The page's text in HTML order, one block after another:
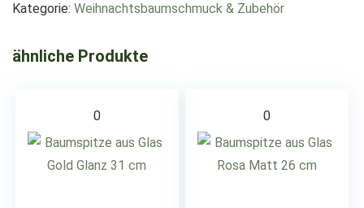
Kategorie: Weihnachtsbaumschmuck & Zubehör
ähnliche Produkte
0 0